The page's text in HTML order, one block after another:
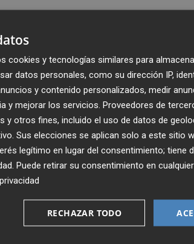
la media sesión de este martes,
los primeros compases de la jornada.
con los valores turísticos en la parte
IAG (+2,65%), PharmaMar
y Aena (+1,07%).
las de Endesa (-1,61%), BBVA (-1,27%),
(-0,95%), Santander (-0,85%) y Mapfre
definitiva a la vacuna
y tecnologías similares para
datos personales, como su dirección IP,
y contenido personalizados, medir
y mejorar los servicios. Proveedores de
y otros fines, incluido el uso de datos de
Sus elecciones se aplican solo a este sitio
legítimo en lugar del consentimiento; tiene
. Puede retirar su consentimiento en
RECHAZAR TODO